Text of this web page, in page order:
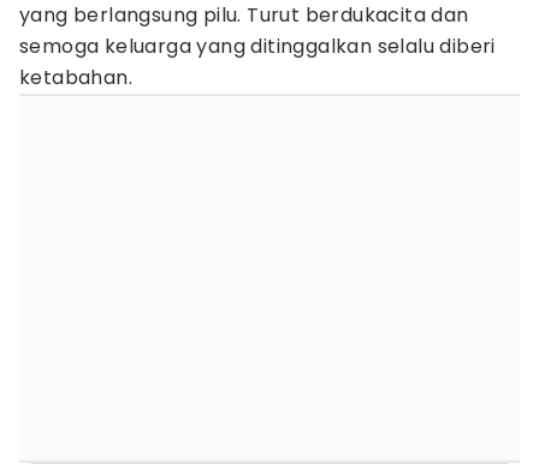
yang berlangsung pilu. Turut berdukacita dan
semoga keluarga yang ditinggalkan selalu diberi
ketabahan.